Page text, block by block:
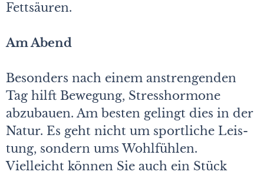
Fettsäuren.
Am Abend
Besonders nach einem anstrengenden
Tag hilft Bewegung, Stresshormone
abzubauen. Am besten gelingt dies in der
Natur. Es geht nicht um sportliche Leis­
tung, sondern ums Wohlfühlen.
Vielleicht können Sie auch ein Stück